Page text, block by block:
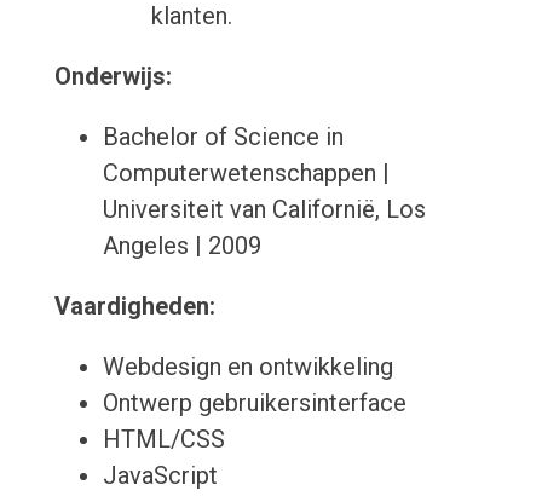
klanten.
Onderwijs:
Bachelor of Science in
Computerwetenschappen |
Universiteit van Californië, Los
Angeles | 2009
Vaardigheden:
Webdesign en ontwikkeling
Ontwerp gebruikersinterface
HTML/CSS
JavaScript